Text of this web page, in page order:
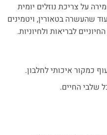
על צריכת נוזלים יומית
שהעשרה בטאורין, ויטמינים
לבריאות ולחיוניות.
שלבי החיים.